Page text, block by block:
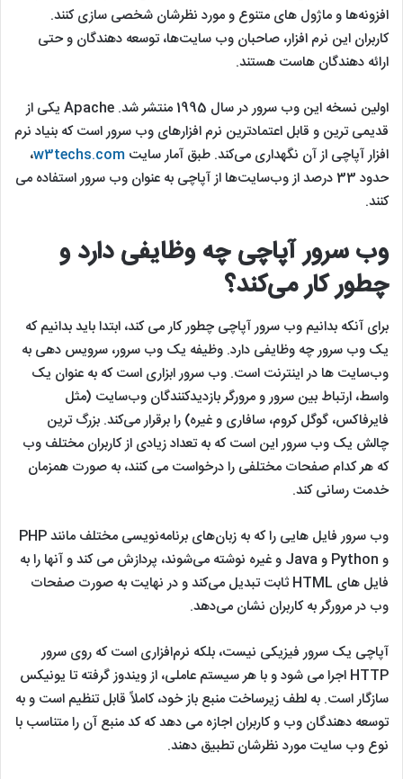
افزونه‌ها و ماژول های متنوع و مورد نظرشان شخصی سازی کنند.
کاربران این نرم افزار، صاحبان وب سایت‌ها، توسعه دهندگان و حتی
ارائه دهندگان هاست هستند.
اولین نسخه این وب سرور در سال 1995 منتشر شد. Apache یکی از
قدیمی ترین و قابل‌ اعتمادترین نرم افزارهای وب سرور است که بنیاد نرم
افزار آپاچی از آن نگهداری می‌کند. طبق آمار سایت w3techs.com،
حدود 33 درصد از وب‌سایت‌ها از آپاچی به عنوان وب سرور استفاده می
کنند.
وب سرور آپاچی چه وظایفی دارد و
چطور کار می‌کند؟
برای آنکه بدانیم وب سرور آپاچی چطور کار می کند، ابتدا باید بدانیم که
یک وب سرور چه وظایفی دارد. وظیفه یک وب سرور، سرویس دهی به
وب‌سایت ها در اینترنت است. وب سرور ابزاری است که به عنوان یک
واسط، ارتباط بین سرور و مرورگر بازدیدکنندگان وب‌سایت‌ (مثل
فایرفاکس، گوگل کروم، سافاری و غیره) را برقرار می‌کند. بزرگ ترین
چالش یک وب سرور این است که به تعداد زیادی از کاربران مختلف وب
که هر کدام صفحات مختلفی را درخواست می کنند، به صورت همزمان
خدمت رسانی کند.
وب سرور فایل هایی را که به زبان‌های برنامه‌نویسی مختلف مانند PHP
و Python و Java و غیره نوشته می‌شوند، پردازش می کند و آنها را به
فایل های HTML ثابت تبدیل می‌کند و در نهایت به صورت صفحات
وب در مرورگر به کاربران نشان می‌دهد.
آپاچی یک سرور فیزیکی نیست، بلکه نرم‌افزاری است که روی سرور
HTTP اجرا می شود و با هر سیستم عاملی، از ویندوز گرفته تا یونیکس
سازگار است. به لطف زیرساخت منبع باز خود، کاملاً قابل تنظیم است و به
توسعه دهندگان وب و کاربران اجازه می دهد که کد منبع آن را متناسب با
نوع وب سایت مورد نظرشان تطبیق دهند.